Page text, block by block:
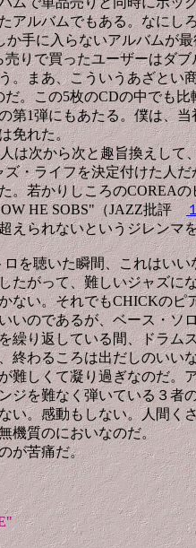
アルバムでもある。なにし
手に入らないアルバムが
りで買ったユーザーはダ
。まあ、こういうあざとい
。この5枚のCDの中でも
第1弾にもあたる。僕は、
免れた。
は次から次と趣旨換えして
・ライフを決定付けた人
。若かりしころのCOREA
HE SOBS"（JAZZ批評
えられないというジレンマ
を聴いた瞬間、これはいい
たがって、難しいジャズに
ない。それでもCHICKのピ
いのであるが、ベース・ソ
繰り返している間、ドラム
終わるころは出だしのいい
難しくて凝り過ぎなのだ。
ジを難なく弾いている３者
い。感動もしない。人間く
機質のにおいなのだ。
が苦痛だ。